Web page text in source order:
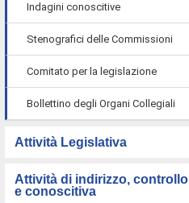
Indagini conoscitive
Stenografici delle Commissioni
Comitato per la legislazione
Bollettino degli Organi Collegiali
Attività Legislativa
Attività di indirizzo, controllo
e conoscitiva